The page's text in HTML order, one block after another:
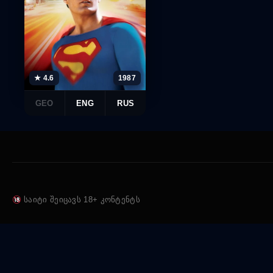
★ 4.6 1987
GEO ENG RUS
საიტი შეიცავს 18+ კონტენტს